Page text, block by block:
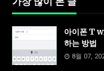
아이폰 T
하는 방법
8월 07,